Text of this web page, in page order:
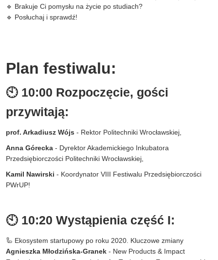
🔹 Brakuje Ci pomysłu na życie po studiach?
🔹 Posłuchaj i sprawdź!
Plan festiwalu:
🕙 10:00 Rozpoczęcie, gości
przywitają:
prof. Arkadiusz Wójs - Rektor Politechniki Wrocławskiej,
Anna Górecka - Dyrektor Akademickiego Inkubatora
Przedsiębiorczości Politechniki Wrocławskiej,
Kamil Nawirski - Koordynator VIII Festiwalu Przedsiębiorczości
PWrUP!
🕙 10:20 Wystąpienia część I:
🦾 Ekosystem startupowy po roku 2020. Kluczowe zmiany
Agnieszka Młodzińska-Granek - New Products & Impact